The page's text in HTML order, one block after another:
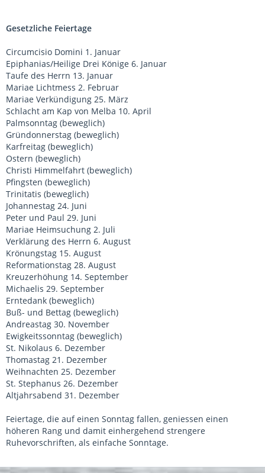
Gesetzliche Feiertage
Circumcisio Domini 1. Januar
Epiphanias/Heilige Drei Könige 6. Januar
Taufe des Herrn 13. Januar
Mariae Lichtmess 2. Februar
Mariae Verkündigung 25. März
Schlacht am Kap von Melba 10. April
Palmsonntag (beweglich)
Gründonnerstag (beweglich)
Karfreitag (beweglich)
Ostern (beweglich)
Christi Himmelfahrt (beweglich)
Pfingsten (beweglich)
Trinitatis (beweglich)
Johannestag 24. Juni
Peter und Paul 29. Juni
Mariae Heimsuchung 2. Juli
Verklärung des Herrn 6. August
Krönungstag 15. August
Reformationstag 28. August
Kreuzerhöhung 14. September
Michaelis 29. September
Erntedank (beweglich)
Buß- und Bettag (beweglich)
Andreastag 30. November
Ewigkeitssonntag (beweglich)
St. Nikolaus 6. Dezember
Thomastag 21. Dezember
Weihnachten 25. Dezember
St. Stephanus 26. Dezember
Altjahrsabend 31. Dezember
Feiertage, die auf einen Sonntag fallen, geniessen einen
höheren Rang und damit einhergehend strengere
Ruhevorschriften, als einfache Sonntage.